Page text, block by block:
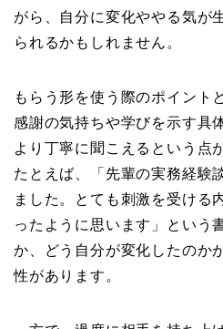
がら、自分に変化ややる気が
られるかもしれません。
もらう形を使う際のポイント
感謝の気持ちや学びを示す具
より丁寧に聞こえるという点
たとえば、「先輩の実務経験
ました。とても刺激を受ける
ったように思います」という
か、どう自分が変化したのか
性があります。